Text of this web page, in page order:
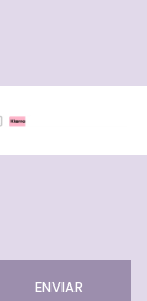
ENVIAR